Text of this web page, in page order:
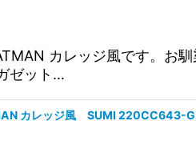
カレッジ風です。お
ゼット…
カレッジ風 SUMI